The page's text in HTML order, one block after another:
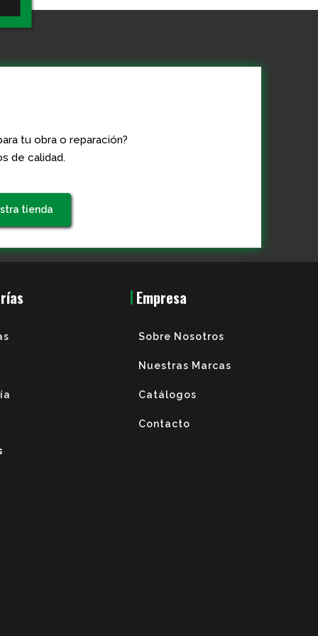
tu obra o reparación?
de calidad.
tienda
Empresa
Sobre Nosotros
Nuestras Marcas
Catálogos
Contacto